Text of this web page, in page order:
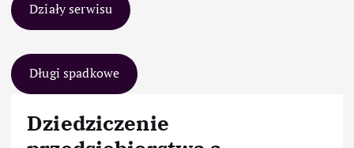
Działy serwisu
Długi spadkowe
Dziedziczenie